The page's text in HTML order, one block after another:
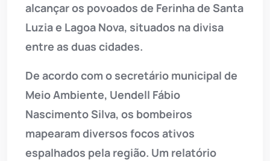
alcançar os povoados de Ferinha de Santa
Luzia e Lagoa Nova, situados na divisa
entre as duas cidades.
De acordo com o secretário municipal de
Meio Ambiente, Uendell Fábio
Nascimento Silva, os bombeiros
mapearam diversos focos ativos
espalhados pela região. Um relatório